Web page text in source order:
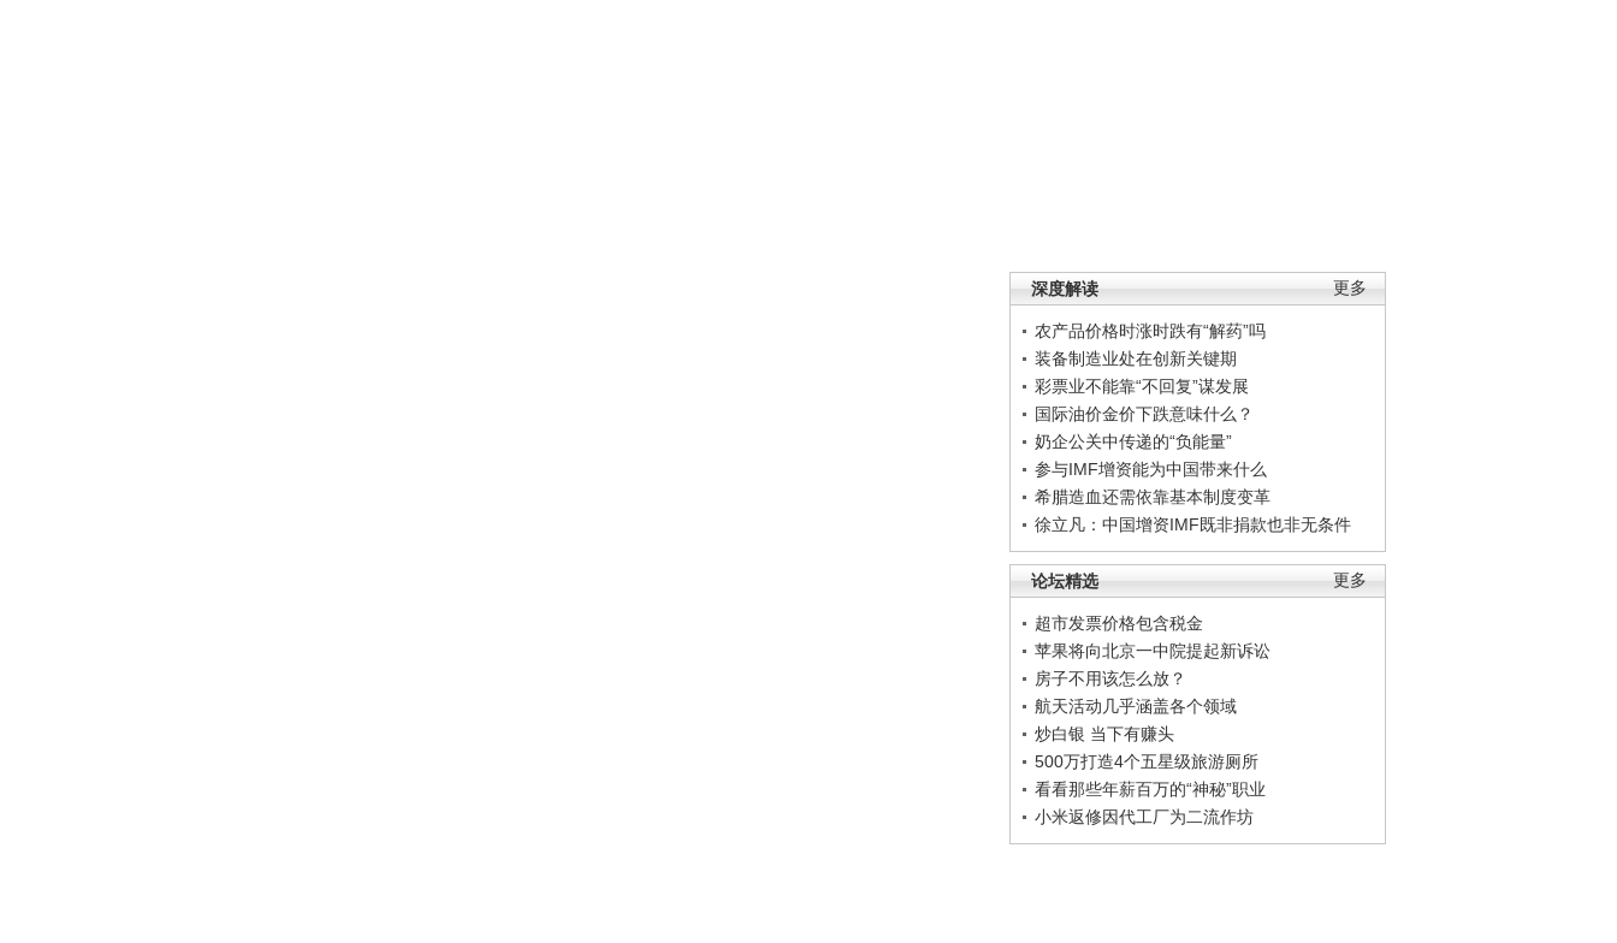
更多
深度解读
农产品价格时涨时跌有“解药”吗
装备制造业处在创新关键期
彩票业不能靠“不回复”谋发展
国际油价金价下跌意味什么？
奶企公关中传递的“负能量”
参与IMF增资能为中国带来什么
希腊造血还需依靠基本制度变革
徐立凡：中国增资IMF既非捐款也非无条件
更多
论坛精选
超市发票价格包含税金
苹果将向北京一中院提起新诉讼
房子不用该怎么放？
航天活动几乎涵盖各个领域
炒白银 当下有赚头
500万打造4个五星级旅游厕所
看看那些年薪百万的“神秘”职业
小米返修因代工厂为二流作坊